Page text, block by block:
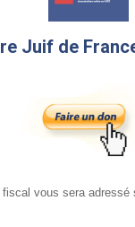
Juif de
fiscal vous sera adressé